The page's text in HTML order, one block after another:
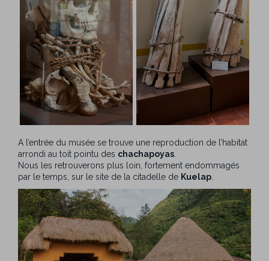
A l’entrée du musée se trouve une reproduction de l’habitat
arrondi au toit pointu des chachapoyas
Nous les retrouverons plus loin, fortement endommagés
par le temps, sur le site de la citadelle de Kuelap